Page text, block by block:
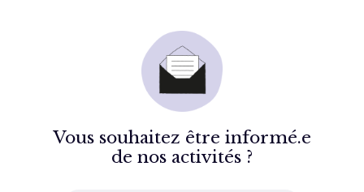
Vous souhaitez être informé.e
de nos activités ?